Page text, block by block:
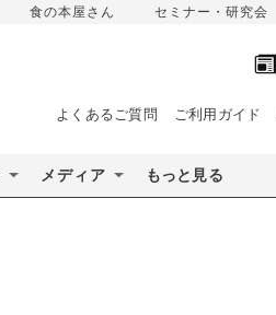
食の本屋さん セミナー・研究会
よくあるご質問 ご利用ガイド
メディア もっと見る